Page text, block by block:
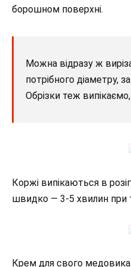
борошном поверхні.
Можна відразу ж
потрібного діаметру,
Обрізки теж
Коржі випікаються в
швидко — 3-5 хвилин при
Крем для свого